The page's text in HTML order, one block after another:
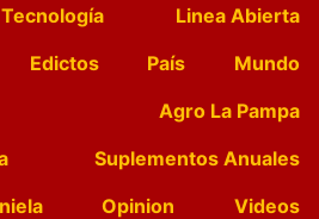
Tecnología
Linea Abierta
Edictos País
Mundo
Agro La Pampa
Suplementos Anuales
Opinion
Videos